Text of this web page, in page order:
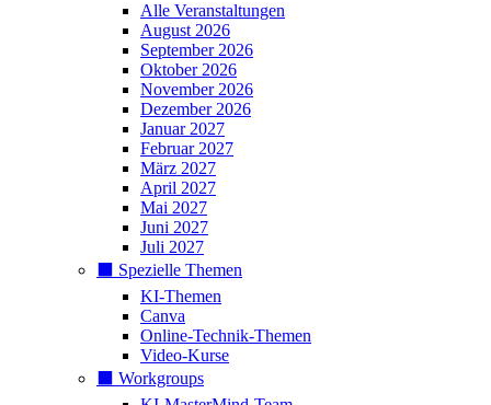
Alle Veranstaltungen
August 2026
September 2026
Oktober 2026
November 2026
Dezember 2026
Januar 2027
Februar 2027
März 2027
April 2027
Mai 2027
Juni 2027
Juli 2027
⬛️ Spezielle Themen
KI-Themen
Canva
Online-Technik-Themen
Video-Kurse
⬛️ Workgroups